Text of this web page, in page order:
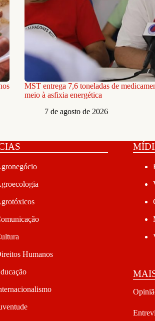
MST entrega 7,6 toneladas de
meio à asfixia energética
7 de agosto de 2026
Humanos